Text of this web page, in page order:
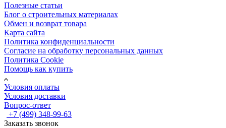
Полезные статьи
Блог о строительных материалах
Обмен и возврат товара
Карта сайта
Политика конфиденциальности
Согласие на обработку персональных данных
Политика Cookie
Помощь как купить
Условия оплаты
Условия доставки
Вопрос-ответ
+7 (499) 348-99-63
Заказать звонок